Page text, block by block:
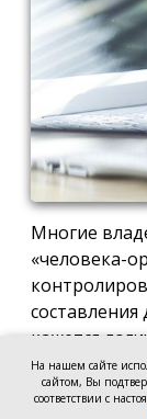
Многие
«человека-
кажется
роста
тормозом
На нашем сайте
сайтом, Вы
соответствии с